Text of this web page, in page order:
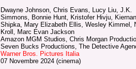
Dwayne Johnson, Chris Evans, Lucy Liu, J.K.
Simmons, Bonnie Hunt, Kristofer Hivju, Kiernan
Shipka, Mary Elizabeth Ellis, Wesley Kimmel,
Kroll, Marc Evan Jackson
Amazon MGM Studios, Chris Morgan
Seven Bucks Productions, The Detective
Warner Bros. Pictures Italia
07 Novembre 2024 (cinema)